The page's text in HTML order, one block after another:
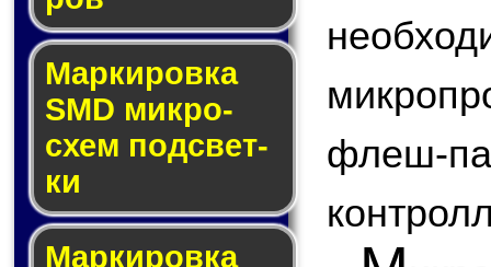
Маркировка
SMD мик­ро­
схем под­свет­
ки
Маркировка